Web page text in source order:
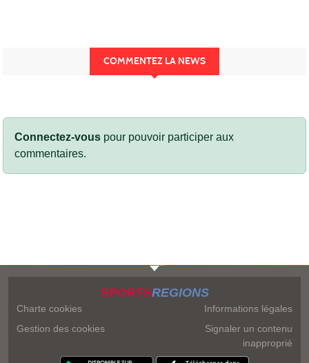
COMMENTEZ LA NEWS
Connectez-vous pour pouvoir participer aux
commentaires.
SPORTSREGIONS
Charte cookies
Gestion des cookies
Informations légales
Signaler un contenu
inapproprié